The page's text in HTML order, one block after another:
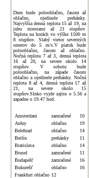
Dnes bude polooblačno, časom až
oblačno, ojedinele prehánky.
Najvyššia denná teplota 15 až 19, na
juhu miestami až 21 stupňov.
Teplota na horách vo výške 1500 m
8 stupňov. Slabý vietor severných
smerov do 5 m/s.V piatok bude
polooblačno, časom až oblačno.
Nočná teplota 7 až 3, denná teplota
16 až 20, na severe okolo 14
stupňov. V sobotu bude
polooblačno, na západe časom
oblačno a ojedinele prehánky. Nočná
teplota 8 až 4, denná teplota 17 až
21, na severe okolo 15
stupňov.Slnko vyjde zajtra o 5.56 a
zapadne o 19.47 hod.
Amsterdam zamračené
10
Atény
oblačno
19
Belehrad
oblačno
14
Berlín
prehánky
11
Bratislava
oblačno
14
Brusel
zamračené
11
Budapešť
zamračené
16
Bukurešť
oblačno
16
Frankfurt oblačno 12